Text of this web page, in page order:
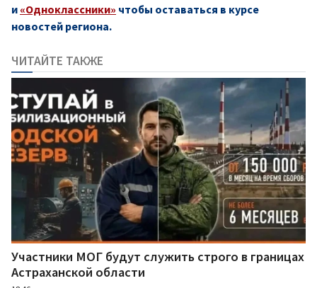
и «Одноклассники» чтобы оставаться в курсе
новостей региона.
ЧИТАЙТЕ ТАКЖЕ
Участники МОГ будут служить строго в границах
Астраханской области